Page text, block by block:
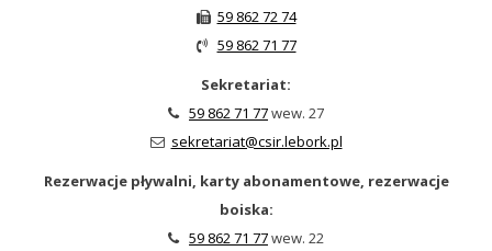
 59 862 72 74

59 862 71 77
Sekretariat:
 59 862 71 77wew. 27
 sekretariat@csir.lebork.pl
Rezerwacje pływalni, karty abonamentowe, rezerwacje
boiska:
 59 862 71 77wew. 22